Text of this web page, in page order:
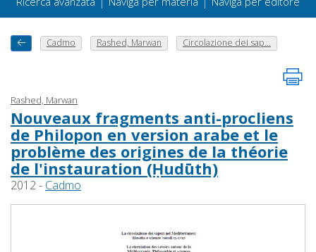
Cadmo Rashed, Marwan Circolazione dei sap...
Rashed, Marwan
Nouveaux fragments anti-procliens
de Philopon en version arabe et le
problème des origines de la théorie
de l'instauration (Ḥudūth)
2012 - Cadmo